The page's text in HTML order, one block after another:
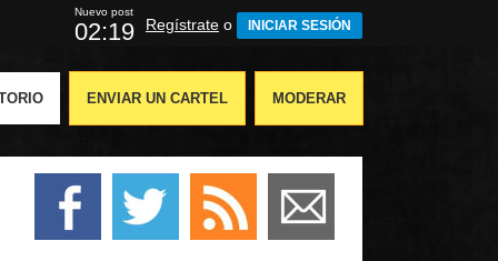
Nuevo post
02:18 Regístrate o INICIAR SESIÓN
ENVIAR UN CARTEL MODERAR